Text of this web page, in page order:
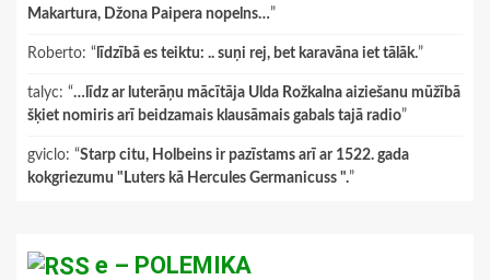
Makartura, Džona Paipera nopelns…”
Roberto: “ līdzībā es teiktu: .. suņi rej, bet karavāna iet tālāk.”
talyc: “…līdz ar luterāņu mācītāja Ulda Rožkalna aiziešanu mūžībā
šķiet nomiris arī beidzamais klausāmais gabals tajā radio”
gviclo: “Starp citu, Holbeins ir pazīstams arī ar 1522. gada
kokgriezumu "Luters kā Hercules Germanicuss ".”
e – POLEMIKA